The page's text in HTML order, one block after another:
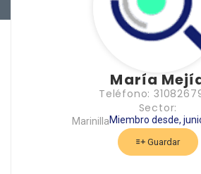
María
Teléfono:
Sector:
MarinillaMiembro desde,
Guardar